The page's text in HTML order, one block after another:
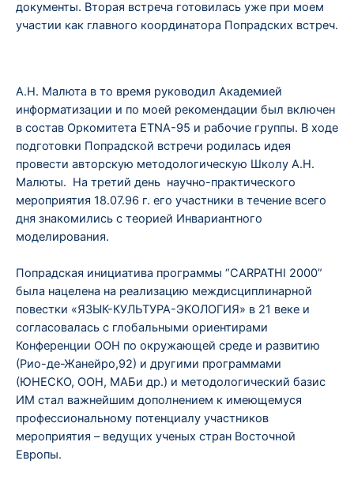
документы. Вторая встреча готовилась уже при моем
участии как главного координатора Попрадских встреч.
А.Н. Малюта в то время руководил Академией
информатизации и по моей рекомендации был включен
в состав Оркомитета ETNA-95 и рабочие группы. В ходе
подготовки Попрадской встречи родилась идея
провести авторскую методологическую Школу А.Н.
Малюты. На третий день научно-практического
мероприятия 18.07.96 г. его участники в течение всего
дня знакомились с теорией Инвариантного
моделирования.
Попрадская инициатива программы “CARPATHI 2000”
была нацелена на реализацию междисциплинарной
повестки «ЯЗЫК-КУЛЬТУРА-ЭКОЛОГИЯ» в 21 веке и
согласовалась с глобальными ориентирами
Конференции ООН по окружающей среде и развитию
(Рио-де-Жанейро,92) и другими программами
(ЮНЕСКО, ООН, МАБи др.) и методологический базис
ИМ стал важнейшим дополнением к имеющемуся
профессиональному потенциалу участников
мероприятия – ведущих ученых стран Восточной
Европы.